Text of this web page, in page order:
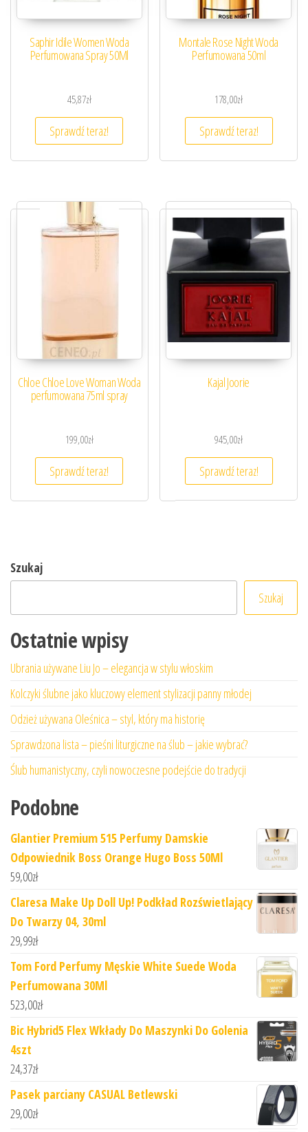
Saphir Idile Women Woda
Perfumowana Spray 50Ml
45,87zł
Sprawdź teraz!
Montale Rose Night Woda
Perfumowana 50ml
178,00zł
Sprawdź teraz!
Chloe Chloe Love Woman Woda
perfumowana 75ml spray
199,00zł
Sprawdź teraz!
Kajal Joorie
945,00zł
Sprawdź teraz!
Szukaj
Szukaj
Ostatnie wpisy
Ubrania używane Liu Jo – elegancja w stylu włoskim
Kolczyki ślubne jako kluczowy element stylizacji panny młodej
Odzież używana Oleśnica – styl, który ma historię
Sprawdzona lista – pieśni liturgiczne na ślub – jakie wybrać?
Ślub humanistyczny, czyli nowoczesne podejście do tradycji
Podobne
Glantier Premium 515 Perfumy Damskie
Odpowiednik Boss Orange Hugo Boss 50Ml
59,00zł
Claresa Make Up Doll Up! Podkład Rozświetlający
Do Twarzy 04, 30ml
29,99zł
Tom Ford Perfumy Męskie White Suede Woda
Perfumowana 30Ml
523,00zł
Bic Hybrid5 Flex Wkłady Do Maszynki Do Golenia
4szt
24,37zł
Pasek parciany CASUAL Betlewski
29,00zł